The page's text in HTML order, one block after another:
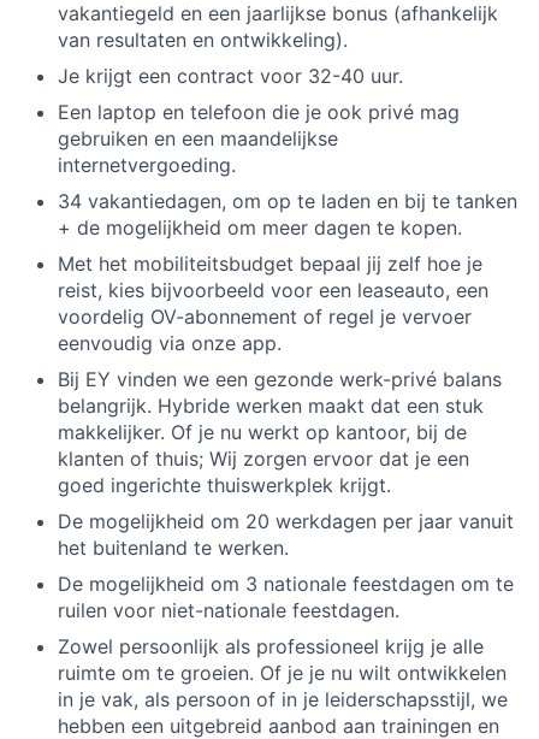
vakantiegeld en een jaarlijkse bonus (afhankelijk
van resultaten en ontwikkeling).
Je krijgt een contract voor 32-40 uur.
Een laptop en telefoon die je ook privé mag
gebruiken en een maandelijkse
internetvergoeding.
34 vakantiedagen, om op te laden en bij te tanken
+ de mogelijkheid om meer dagen te kopen.
Met het mobiliteitsbudget bepaal jij zelf hoe je
reist, kies bijvoorbeeld voor een leaseauto, een
voordelig OV-abonnement of regel je vervoer
eenvoudig via onze app.
Bij EY vinden we een gezonde werk-privé balans
belangrijk. Hybride werken maakt dat een stuk
makkelijker. Of je nu werkt op kantoor, bij de
klanten of thuis; Wij zorgen ervoor dat je een
goed ingerichte thuiswerkplek krijgt.
De mogelijkheid om 20 werkdagen per jaar vanuit
het buitenland te werken.
De mogelijkheid om 3 nationale feestdagen om te
ruilen voor niet-nationale feestdagen.
Zowel persoonlijk als professioneel krijg je alle
ruimte om te groeien. Of je je nu wilt ontwikkelen
in je vak, als persoon of in je leiderschapsstijl, we
hebben een uitgebreid aanbod aan trainingen en